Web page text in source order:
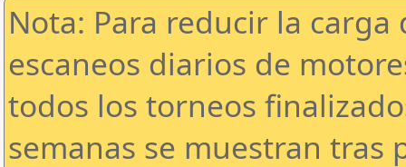
Nota: Para reducir la
escaneos diarios de
todos los torneos
semanas se muestran tras